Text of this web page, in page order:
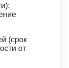
(срок
от